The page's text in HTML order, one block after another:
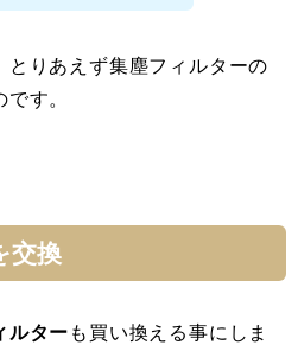
とりあえず集塵フィルターの
す。
交換
ルター も買い換える事にしま